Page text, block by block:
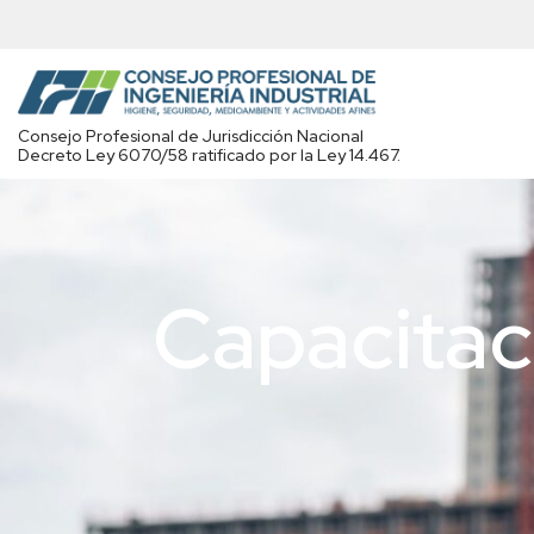
Saltar
al
contenido
Consejo Profesional de Jurisdicción Nacional
Decreto Ley 6070/58 ratificado por la Ley 14.467.